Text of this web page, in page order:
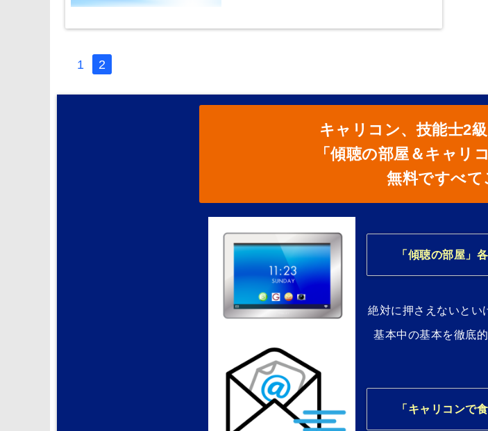
1 2
キャリコン、技能士2
「傾聴の部屋＆キャリ
無料ですべて
「傾聴の部屋」
絶対に押さえないとい
基本中の基本を徹底
「キャリコンで